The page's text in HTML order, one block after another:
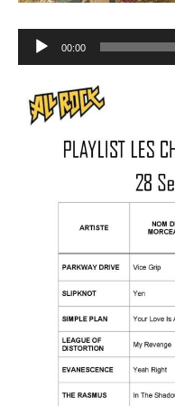
Lecteur
audio
00:00